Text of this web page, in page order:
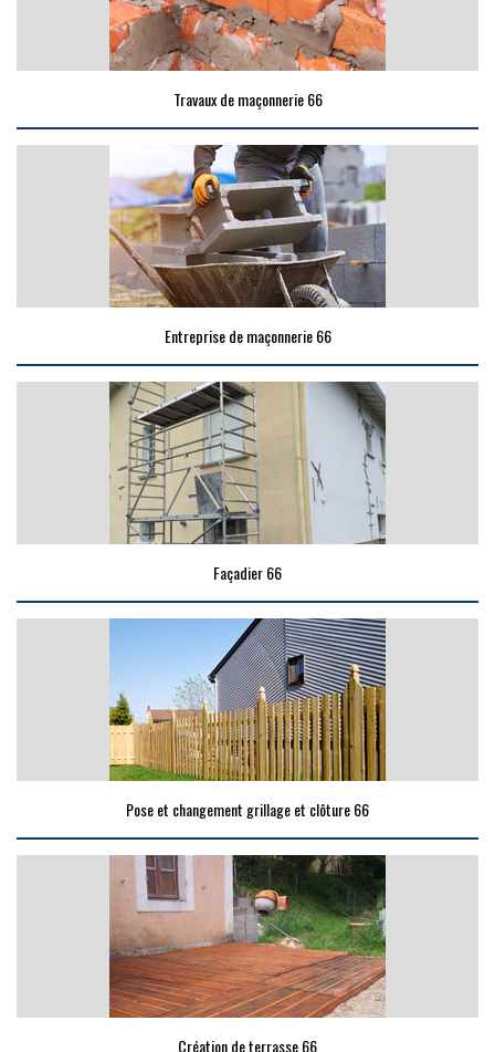
Travaux de maçonnerie 66
Entreprise de maçonnerie 66
Façadier 66
Pose et changement grillage et clôture 66
Création de terrasse 66